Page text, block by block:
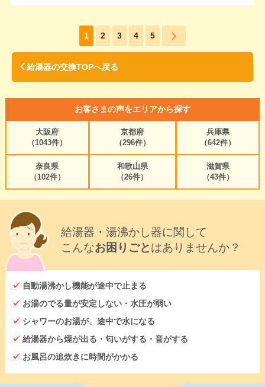
1 2 3 4 5
給湯器の交換TOPへ戻る
お客さまの声をエリアから探す
大阪府
（1043件）
京都府
（296件）
兵庫県
（642件）
奈良県
（102件）
和歌山県
（26件）
滋賀県
（43件）
給湯器・湯沸かし器に関して
こんなお困りごとはありませんか？
自動湯沸かし機能が途中で止まる
お湯のでる量が安定しない・水圧が弱い
シャワーのお湯が、途中で水になる
給湯器から煙が出る・匂いがする・音がする
お風呂の追炊きに時間がかかる